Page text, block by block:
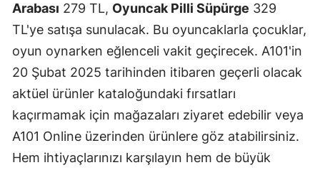
Arabası 279 TL, Oyuncak Pilli Süpürge 329
TL'ye satışa sunulacak. Bu oyuncaklarla çocuklar,
oyun oynarken eğlenceli vakit geçirecek. A101'in
20 Şubat 2025 tarihinden itibaren geçerli olacak
aktüel ürünler kataloğundaki fırsatları
kaçırmamak için mağazaları ziyaret edebilir veya
A101 Online üzerinden ürünlere göz atabilirsiniz.
Hem ihtiyaçlarınızı karşılayın hem de büyük